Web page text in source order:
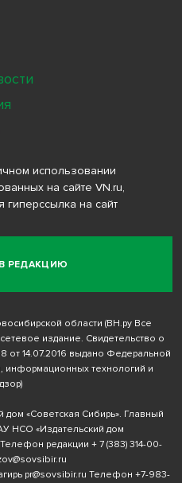
РЕДАКЦИЮ
использовании
на сайте VN.ru,
гиперссылка на сайт
области (ВН.ру Все
издание. Свидетельство о
14.07.2016 выдано Федеральной
информационных технологий и
«Советская Сибирь». Главный
НСО «Издательский дом
редакции + 7 (383) 314-00-
pr@sovsibir.ru Телефон +7-983-